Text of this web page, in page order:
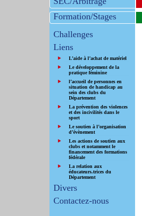
Formation/Stages
Challenges
Liens
L’aide à l’achat de matériel
Le développement de la
pratique féminine
l’accueil de personnes en
situation de handicap au
sein des clubs du
Département
La prévention des violences
et des incivilités dans le
sport
Le soutien à l’organisation
d’évènement
Les actions de soutien aux
clubs et notamment le
financement des formations
fédérale
La relation aux
éducateurs.trices du
Département
Divers
Contactez-nous